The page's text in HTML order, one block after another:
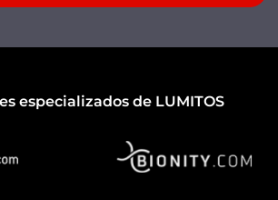
especializados de LUMITOS